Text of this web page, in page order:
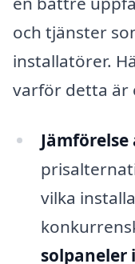
och tjänster
installatörer.
varför detta är
Jämförelse
vilka
solpaneler